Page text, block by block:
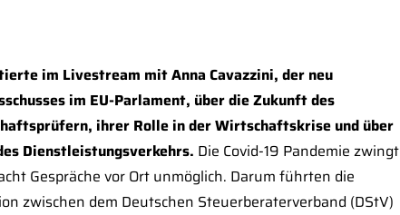
im Livestream mit Anna Cavazzini, der neu
im EU-Parlament, über die Zukunft des
ihrer Rolle in der Wirtschaftskrise und über
Dienstleistungsverkehrs. Die Covid-19 Pandemie zwingt
Gespräche vor Ort unmöglich. Darum führten die
zwischen dem Deutschen Steuerberaterverband (DStV)